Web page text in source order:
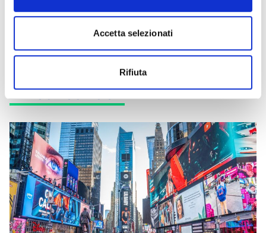
Accetta selezionati
Rifiuta
Articoli correlati